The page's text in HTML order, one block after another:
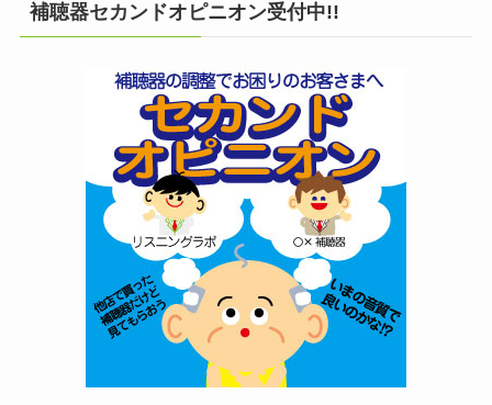
補聴器セカンドオピニオン受付中!!